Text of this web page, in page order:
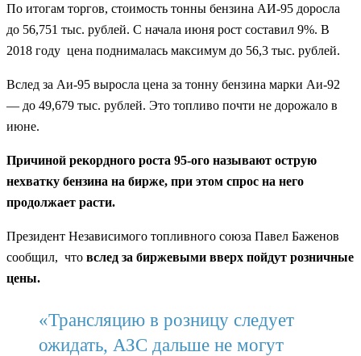
По итогам торгов, стоимость тонны бензина АИ-95 доросла
до 56,751 тыс. рублей. С начала июня рост составил 9%. В
2018 году цена поднималась максимум до 56,3 тыс. рублей.
Вслед за Аи-95 выросла цена за тонну бензина марки Аи-92
— до 49,679 тыс. рублей. Это топливо почти не дорожало в
июне.
Причиной рекордного роста 95-ого называют острую
нехватку бензина на бирже, при этом спрос на него
продолжает расти.
Президент Независимого топливного союза Павел Баженов
сообщил, что вслед за биржевыми вверх пойдут розничные
цены.
«Трансляцию в розницу следует
ожидать, АЗС дальше не могут